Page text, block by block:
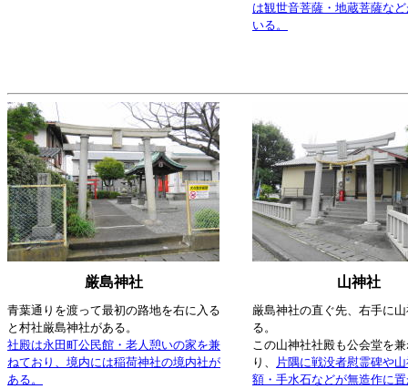
は観世音菩薩・地蔵菩薩な
いる。
厳島神社 山神社
青葉通りを渡って最初の路地を右に入る
と村社厳島神社がある。
社殿は永田町公民館・老人憩いの家を兼
ねており、境内には稲荷神社の境内社が
ある。
厳島神社の直ぐ先、右手に
る。
この山神社社殿も公会堂を
り、
片隅に戦没者慰霊碑や
額・手水石などが無造作に